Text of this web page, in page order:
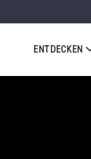
ENTDECKEN